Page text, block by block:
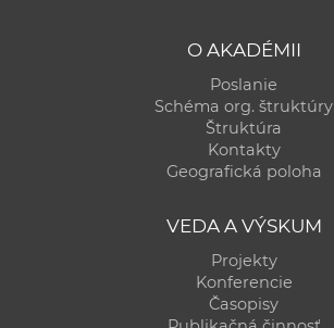
O AKADÉMII
Poslanie
Schéma org. štruktúry
Štruktúra
Kontakty
Geografická poloha
VEDA A VÝSKUM
Projekty
Konferencie
Časopisy